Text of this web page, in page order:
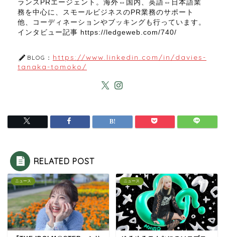
ランスPRエージェント。海外⇔国内、英語⇔日本語業
務を中心に、スモールビジネスのPR業務のサポート
他、コーディネーションやブッキングも行っています。
インタビュー記事 https://ledgeweb.com/740/
BLOG： https://www.linkedin.com/in/davies-
tanaka-tomoko/
RELATED POST
ニュース ニュース